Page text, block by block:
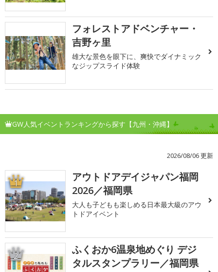
フォレストアドベンチャー・
吉野ヶ里
雄大な景色を眼下に、爽快でダイナミック
なジップスライド体験
GW人気イベントランキングから探す【九州・沖縄】
2026/08/06 更新
1
アウトドアデイジャパン福岡
2026／福岡県
大人も子どもも楽しめる日本最大級のアウ
トドアイベント
2
ふくおか6温泉地めぐり デジ
タルスタンプラリー／福岡県